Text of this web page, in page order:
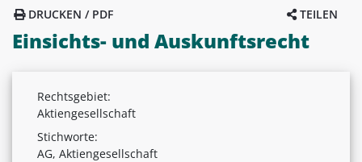
TEILEN
DRUCKEN / PDF
Einsichts- und Auskunftsrecht
Rechtsgebiet:
Aktiengesellschaft
Stichworte:
AG, Aktiengesellschaft